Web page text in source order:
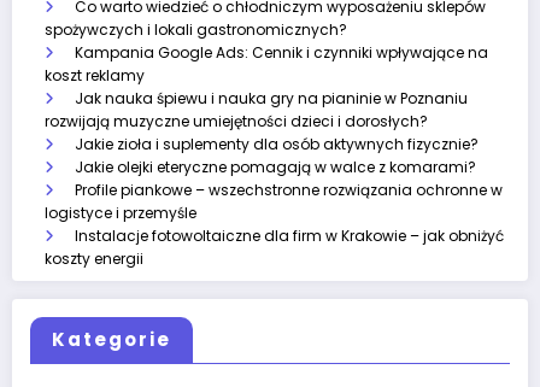
Co warto wiedzieć o chłodniczym wyposażeniu sklepów
spożywczych i lokali gastronomicznych?
Kampania Google Ads: Cennik i czynniki wpływające na
koszt reklamy
Jak nauka śpiewu i nauka gry na pianinie w Poznaniu
rozwijają muzyczne umiejętności dzieci i dorosłych?
Jakie zioła i suplementy dla osób aktywnych fizycznie?
Jakie olejki eteryczne pomagają w walce z komarami?
Profile piankowe – wszechstronne rozwiązania ochronne w
logistyce i przemyśle
Instalacje fotowoltaiczne dla firm w Krakowie – jak obniżyć
koszty energii
Kategorie